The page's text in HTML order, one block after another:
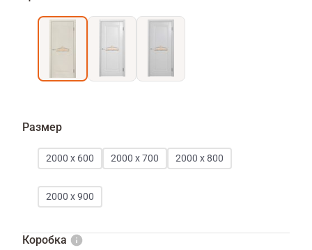
Размер
2000 х 600 2000 х 700 2000 х 800
2000 х 900
Коробка